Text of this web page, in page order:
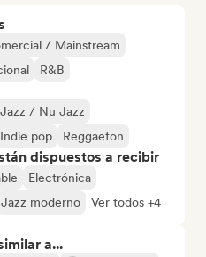
/ Mainstream
R&B
/ Nu Jazz
Indie pop Reggaeton
dispuestos a recibir
Electrónica
Jazz moderno Ver todos +4
a...